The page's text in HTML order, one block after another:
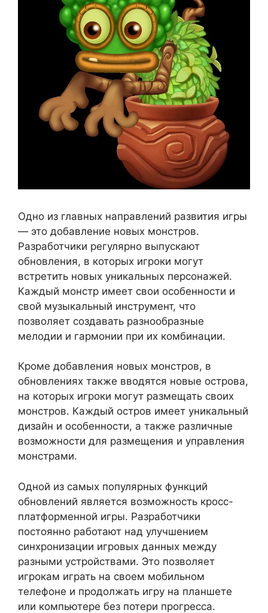
Одно из главных направлений развития игры
— это добавление новых монстров.
Разработчики регулярно выпускают
обновления, в которых игроки могут
встретить новых уникальных персонажей.
Каждый монстр имеет свои особенности и
свой музыкальный инструмент, что
позволяет создавать разнообразные
мелодии и гармонии при их комбинации.
Кроме добавления новых монстров, в
обновлениях также вводятся новые острова,
на которых игроки могут размещать своих
монстров. Каждый остров имеет уникальный
дизайн и особенности, а также различные
возможности для размещения и управления
монстрами.
Одной из самых популярных функций
обновлений является возможность кросс-
платформенной игры. Разработчики
постоянно работают над улучшением
синхронизации игровых данных между
разными устройствами. Это позволяет
игрокам играть на своем мобильном
телефоне и продолжать игру на планшете
или компьютере без потери прогресса.